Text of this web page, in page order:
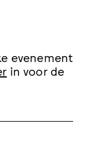
evenement
in voor de